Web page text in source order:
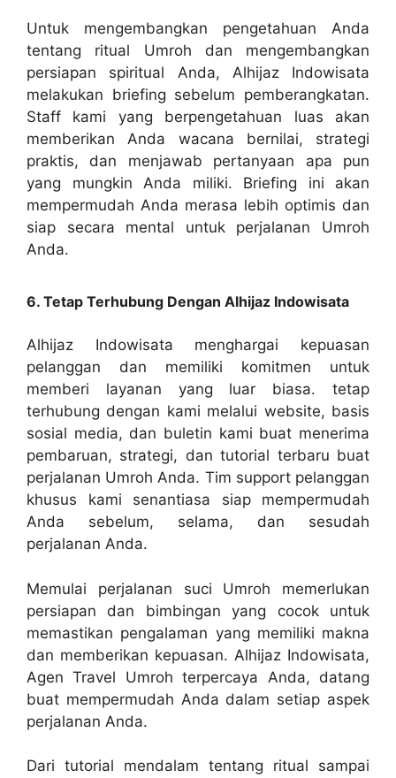
Untuk mengembangkan pengetahuan Anda
tentang ritual Umroh dan mengembangkan
persiapan spiritual Anda, Alhijaz Indowisata
melakukan briefing sebelum pemberangkatan.
Staff kami yang berpengetahuan luas akan
memberikan Anda wacana bernilai, strategi
praktis, dan menjawab pertanyaan apa pun
yang mungkin Anda miliki. Briefing ini akan
mempermudah Anda merasa lebih optimis dan
siap secara mental untuk perjalanan Umroh
Anda.
6. Tetap Terhubung Dengan Alhijaz Indowisata
Alhijaz Indowisata menghargai kepuasan
pelanggan dan memiliki komitmen untuk
memberi layanan yang luar biasa. tetap
terhubung dengan kami melalui website, basis
sosial media, dan buletin kami buat menerima
pembaruan, strategi, dan tutorial terbaru buat
perjalanan Umroh Anda. Tim support pelanggan
khusus kami senantiasa siap mempermudah
Anda sebelum, selama, dan sesudah
perjalanan Anda.
Memulai perjalanan suci Umroh memerlukan
persiapan dan bimbingan yang cocok untuk
memastikan pengalaman yang memiliki makna
dan memberikan kepuasan. Alhijaz Indowisata,
Agen Travel Umroh terpercaya Anda, datang
buat mempermudah Anda dalam setiap aspek
perjalanan Anda.
Dari tutorial mendalam tentang ritual sampai